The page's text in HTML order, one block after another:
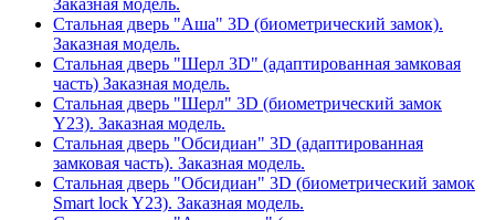
Заказная модель.
Стальная дверь "Аша" 3D (биометрический замок).
Заказная модель.
Стальная дверь "Шерл 3D" (адаптированная замковая
часть) Заказная модель.
Стальная дверь "Шерл" 3D (биометрический замок
Y23). Заказная модель.
Стальная дверь "Обсидиан" 3D (адаптированная
замковая часть). Заказная модель.
Стальная дверь "Обсидиан" 3D (биометрический замок
Smart lock Y23). Заказная модель.